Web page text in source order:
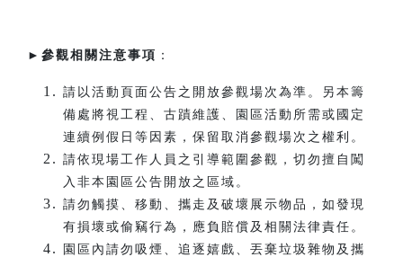
► 參觀相關注意事項 ：
請以活動頁面公告之開放參觀場次為準。另本籌
備處將視工程、古蹟維護、園區活動所需或國定
連續例假日等因素，保留取消參觀場次之權利。
請依現場工作人員之引導範圍參觀，切勿擅自闖
入非本園區公告開放之區域。
請勿觸摸、移動、攜走及破壞展示物品，如發現
有損壞或偷竊行為，應負賠償及相關法律責任。
園區內請勿吸煙、追逐嬉戲、丟棄垃圾雜物及攜